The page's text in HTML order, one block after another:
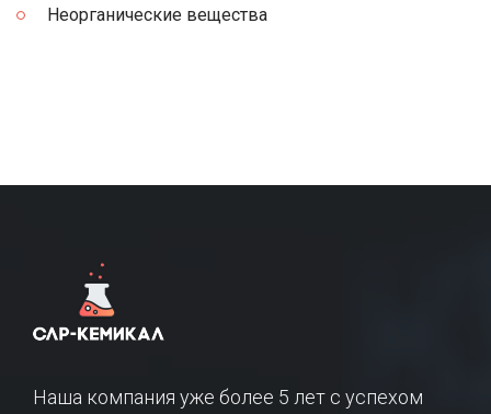
Неорганические вещества
Наша компания уже более 5 лет с успехом